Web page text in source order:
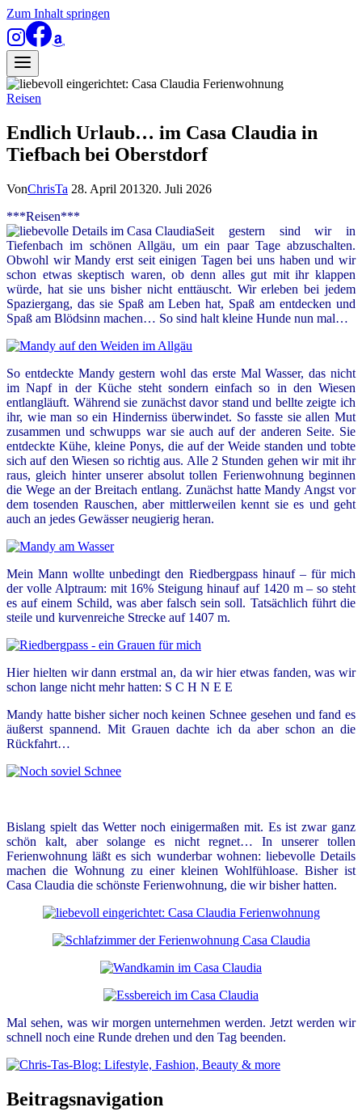
Zum Inhalt springen
Reisen
Endlich Urlaub… im Casa Claudia in
Tiefbach bei Oberstdorf
VonChrisTa 28. April 201320. Juli 2026
***Reisen***
Seit gestern sind wir in
Tiefenbach im schönen Allgäu, um ein paar Tage abzuschalten.
Obwohl wir Mandy erst seit einigen Tagen bei uns haben und wir
schon etwas skeptisch waren, ob denn alles gut mit ihr klappen
würde, hat sie uns bisher nicht enttäuscht. Wir erleben bei jedem
Spaziergang, das sie Spaß am Leben hat, Spaß am entdecken und
Spaß am Blödsinn machen… So sind halt kleine Hunde nun mal…
So entdeckte Mandy gestern wohl das erste Mal Wasser, das nicht
im Napf in der Küche steht sondern einfach so in den Wiesen
entlangläuft. Während sie zunächst davor stand und bellte zeigte ich
ihr, wie man so ein Hinderniss überwindet. So fasste sie allen Mut
zusammen und schwupps war sie auch auf der anderen Seite. Sie
entdeckte Kühe, kleine Ponys, die auf der Weide standen und tobte
sich auf den Wiesen so richtig aus. Alle 2 Stunden gehen wir mit ihr
raus, gleich hinter unserer absolut tollen Ferienwohnung beginnen
die Wege an der Breitach entlang. Zunächst hatte Mandy Angst vor
dem tosenden Rauschen, aber mittlerweilen kennt sie es und geht
auch an jedes Gewässer neugierig heran.
Mein Mann wollte unbedingt den Riedbergpass hinauf – für mich
der volle Alptraum: mit 16% Steigung hinauf auf 1420 m – so steht
es auf einem Schild, was aber falsch sein soll. Tatsächlich führt die
steile und kurvenreiche Strecke auf 1407 m.
Hier hielten wir dann erstmal an, da wir hier etwas fanden, was wir
schon lange nicht mehr hatten: S C H N E E
Mandy hatte bisher sicher noch keinen Schnee gesehen und fand es
äußerst spannend. Mit Grauen dachte ich da aber schon an die
Rückfahrt…
Bislang spielt das Wetter noch einigermaßen mit. Es ist zwar ganz
schön kalt, aber solange es nicht regnet… In unserer tollen
Ferienwohnung läßt es sich wunderbar wohnen: liebevolle Details
machen die Wohnung zu einer kleinen Wohlfühloase. Bisher ist
Casa Claudia die schönste Ferienwohnung, die wir bisher hatten.
Mal sehen, was wir morgen unternehmen werden. Jetzt werden wir
schnell noch eine Runde drehen und den Tag beenden.
Beitragsnavigation